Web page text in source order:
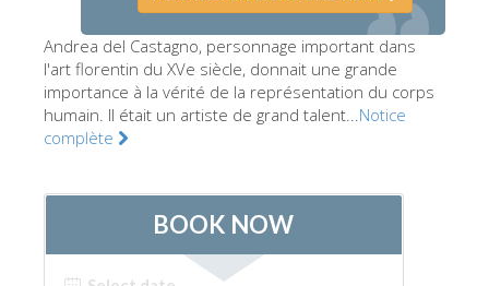
Les nouvelles salles
Les autres Musées
Le Musée national du Bargello
La Galerie Palatine
Les Chapelles Médicis
Le Musée de San Marco
Andrea del Castagno, personnage important dans
l'art florentin du XVe siècle, donnait une grande
importance à la vérité de la représentation du corps
humain. Il était un artiste de grand talent...Notice
complète